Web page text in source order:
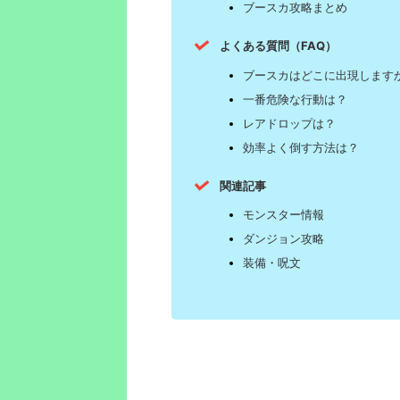
ブースカ攻略まとめ
よくある質問（FAQ）
ブースカはどこに出現します
一番危険な行動は？
レアドロップは？
効率よく倒す方法は？
関連記事
モンスター情報
ダンジョン攻略
装備・呪文